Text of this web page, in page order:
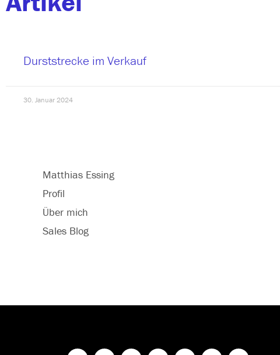
Durststrecke im Verkauf
30. Januar 2024
Matthias Essing
Profil
Über mich
Sales Blog